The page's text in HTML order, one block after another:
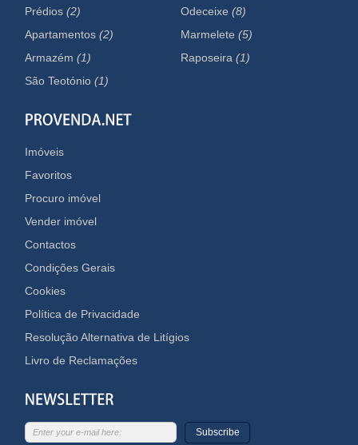
Prédios(2)
Apartamentos(2)
Armazém(1)
Odeceixe(8)
Marmelete(5)
Raposeira(1)
São Teotónio(1)
Imóveis
Favoritos
Procuro imóvel
Vender imóvel
Contactos
Condições Gerais
Cookies
Política de Privacidade
Resolução Alternativa de Litígios
Livro de Reclamações
Subscribe